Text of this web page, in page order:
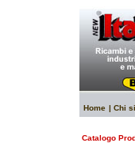
Home | Chi
Catalogo